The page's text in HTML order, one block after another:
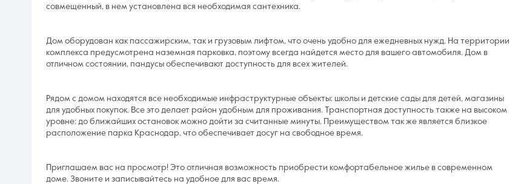
совмещенный, в нем установлена вся необходимая сантехника.
Дом оборудован как пассажирским, так и грузовым лифтом, что очень удобно для ежедневных нужд. На территории
комплекса предусмотрена наземная парковка, поэтому всегда найдется место для вашего автомобиля. Дом в
отличном состоянии, пандусы обеспечивают доступность для всех жителей.
Рядом с домом находятся все необходимые инфраструктурные объекты: школы и детские сады для детей, магазины
для удобных покупок. Все это делает район удобным для проживания. Транспортная доступность также на высоком
уровне: до ближайших остановок можно дойти за считанные минуты. Преимуществом так же является близкое
расположение парка Краснодар, что обеспечивает досуг на свободное время.
Приглашаем вас на просмотр! Это отличная возможность приобрести комфортабельное жилье в современном
доме. Звоните и записывайтесь на удобное для вас время.